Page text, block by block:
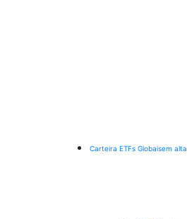
Carteira ETFs Globaisem alta